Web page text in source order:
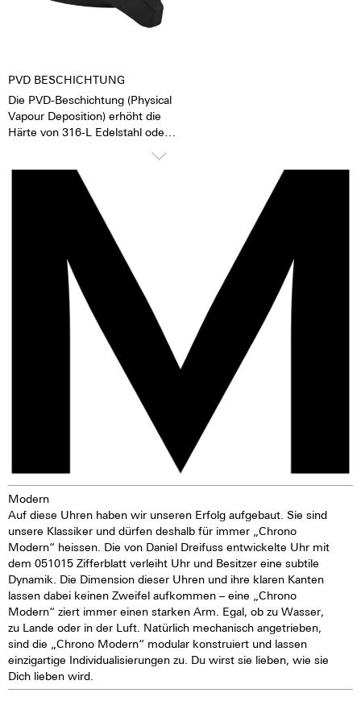
ab. Das verleiht der Uhr eine
extrem gute Lesbarkeit auch im
Revisionen sind alle 3 bis 8 Jahre
PVD BESCHICHTUNG
Die PVD-Beschichtung (Physical
Vapour Deposition) erhöht die
Härte von 316-L Edelstahl oder
Oberflächenstruktur bleibt
länger erhalten. Bei der
Bedampfung des Materials
werden Ionen-Teilchen des
Ursprungsmaterials durch
„andersfarbige“ ersetzt. Es
entsteht eine schöne tiefe
Modern
Auf diese Uhren haben wir unseren Erfolg aufgebaut. Sie sind
unsere Klassiker und dürfen deshalb für immer „Chrono
Modern“ heissen. Die von Daniel Dreifuss entwickelte Uhr mit
dem 051015 Zifferblatt verleiht Uhr und Besitzer eine subtile
Dynamik. Die Dimension dieser Uhren und ihre klaren Kanten
lassen dabei keinen Zweifel aufkommen – eine „Chrono
Modern“ ziert immer einen starken Arm. Egal, ob zu Wasser,
zu Lande oder in der Luft. Natürlich mechanisch angetrieben,
sind die „Chrono Modern“ modular konstruiert und lassen
einzigartige Individualisierungen zu. Du wirst sie lieben, wie sie
Dich lieben wird.